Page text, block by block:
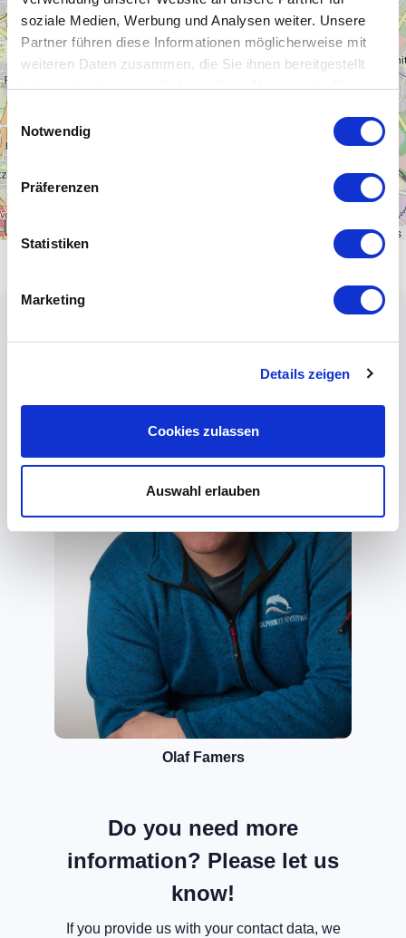
soziale Medien, Werbung und Analysen weiter. Unsere
Partner führen diese Informationen möglicherweise mit
weiteren Daten zusammen, die Sie ihnen bereitgestellt
haben oder die sie im Rahmen Ihrer Nutzung der Dienste
Notwendig
Präferenzen
Statistiken
Marketing
Details zeigen
Cookies zulassen
Auswahl erlauben
−
OpenStreetMapcontributors
Olaf Famers
Do you need more
information? Please let us
know!
If you provide us with your contact data, we